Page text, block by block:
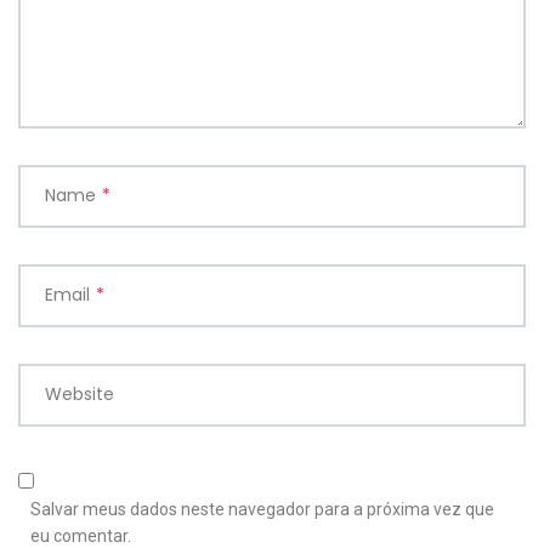
Name *
Email *
Website
Salvar meus dados neste navegador para a próxima vez que
eu comentar.